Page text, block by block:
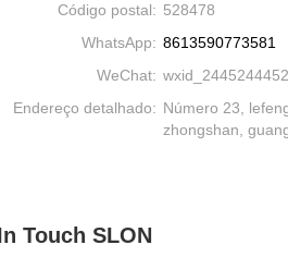
Código postal: 528478
WhatsApp: 8613590773581
WeChat:
Endereço detalhado: Número 23,
zhongshan,
Touch SLON